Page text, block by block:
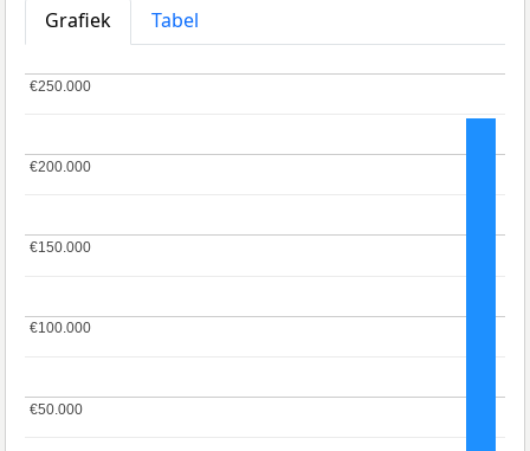
Grafiek
Tabel
€50.000
€50.000
€100.000
€100.000
€150.000
€150.000
€200.000
€200.000
€250.000
€250.000